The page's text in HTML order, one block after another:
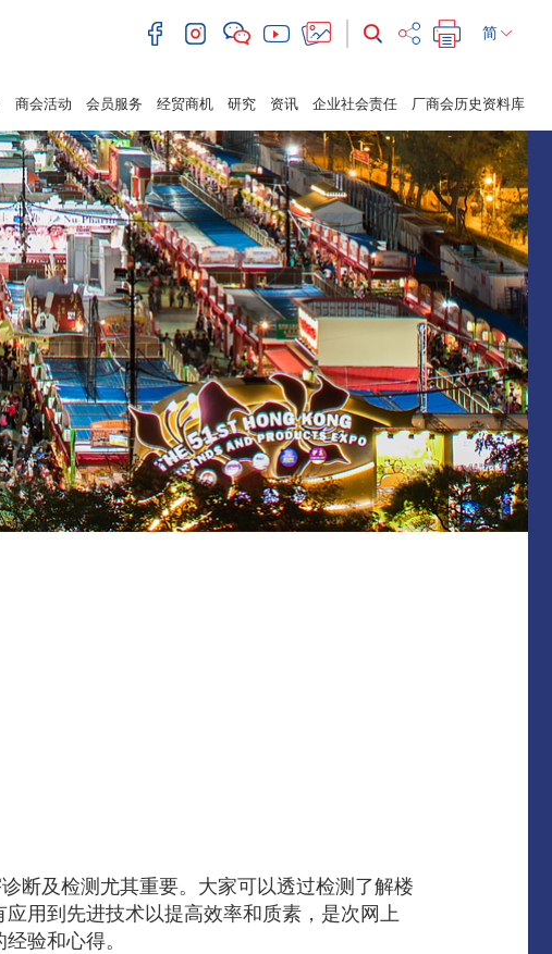
简
商会活动 会员服务 经贸商机 研究 资讯 企业社会责任 厂商会历史资料库
断及检测尤其重要。大家可以透过检测了解楼
用到先进技术以提高效率和质素，是次网上
验和心得。